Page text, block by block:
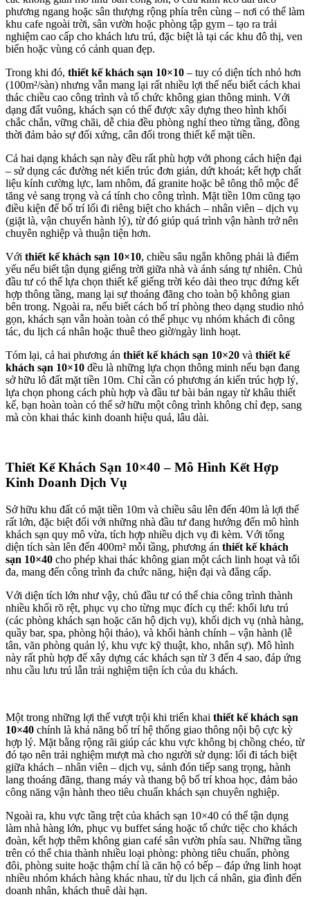
phương ngang hoặc sân thượng rộng phía trên cùng – nơi có thể làm
khu cafe ngoài trời, sân vườn hoặc phòng tập gym – tạo ra trải
nghiệm cao cấp cho khách lưu trú, đặc biệt là tại các khu đô thị, ven
biển hoặc vùng có cảnh quan đẹp.
Trong khi đó, thiết kế khách sạn 10×10 – tuy có diện tích nhỏ hơn
(100m²/sàn) nhưng vẫn mang lại rất nhiều lợi thế nếu biết cách khai
thác chiều cao công trình và tổ chức không gian thông minh. Với
dạng đất vuông, khách sạn có thể được xây dựng theo hình khối
chắc chắn, vững chãi, dễ chia đều phòng nghỉ theo từng tầng, đồng
thời đảm bảo sự đối xứng, cân đối trong thiết kế mặt tiền.
Cả hai dạng khách sạn này đều rất phù hợp với phong cách hiện đại
– sử dụng các đường nét kiến trúc đơn giản, dứt khoát; kết hợp chất
liệu kính cường lực, lam nhôm, đá granite hoặc bê tông thô mộc để
tăng vẻ sang trọng và cá tính cho công trình. Mặt tiền 10m cũng tạo
điều kiện để bố trí lối đi riêng biệt cho khách – nhân viên – dịch vụ
(giặt là, vận chuyển hành lý), từ đó giúp quá trình vận hành trở nên
chuyên nghiệp và thuận tiện hơn.
Với thiết kế khách sạn 10×10, chiều sâu ngắn không phải là điểm
yếu nếu biết tận dụng giếng trời giữa nhà và ánh sáng tự nhiên. Chủ
đầu tư có thể lựa chọn thiết kế giếng trời kéo dài theo trục đứng kết
hợp thông tầng, mang lại sự thoáng đãng cho toàn bộ không gian
bên trong. Ngoài ra, nếu biết cách bố trí phòng theo dạng studio nhỏ
gọn, khách sạn vẫn hoàn toàn có thể phục vụ nhóm khách đi công
tác, du lịch cá nhân hoặc thuê theo giờ/ngày linh hoạt.
Tóm lại, cả hai phương án thiết kế khách sạn 10×20 và thiết kế
khách sạn 10×10 đều là những lựa chọn thông minh nếu bạn đang
sở hữu lô đất mặt tiền 10m. Chỉ cần có phương án kiến trúc hợp lý,
lựa chọn phong cách phù hợp và đầu tư bài bản ngay từ khâu thiết
kế, bạn hoàn toàn có thể sở hữu một công trình không chỉ đẹp, sang
mà còn khai thác kinh doanh hiệu quả, lâu dài.
Thiết Kế Khách Sạn 10×40 – Mô Hình Kết Hợp
Kinh Doanh Dịch Vụ
Sở hữu khu đất có mặt tiền 10m và chiều sâu lên đến 40m là lợi thế
rất lớn, đặc biệt đối với những nhà đầu tư đang hướng đến mô hình
khách sạn quy mô vừa, tích hợp nhiều dịch vụ đi kèm. Với tổng
diện tích sàn lên đến 400m² mỗi tầng, phương án thiết kế khách
sạn 10×40 cho phép khai thác không gian một cách linh hoạt và tối
đa, mang đến công trình đa chức năng, hiện đại và đẳng cấp.
Với diện tích lớn như vậy, chủ đầu tư có thể chia công trình thành
nhiều khối rõ rệt, phục vụ cho từng mục đích cụ thể: khối lưu trú
(các phòng khách sạn hoặc căn hộ dịch vụ), khối dịch vụ (nhà hàng,
quầy bar, spa, phòng hội thảo), và khối hành chính – vận hành (lễ
tân, văn phòng quản lý, khu vực kỹ thuật, kho, nhân sự). Mô hình
này rất phù hợp để xây dựng các khách sạn từ 3 đến 4 sao, đáp ứng
nhu cầu lưu trú lẫn trải nghiệm tiện ích của du khách.
Một trong những lợi thế vượt trội khi triển khai thiết kế khách sạn
10×40 chính là khả năng bố trí hệ thống giao thông nội bộ cực kỳ
hợp lý. Mặt bằng rộng rãi giúp các khu vực không bị chồng chéo, từ
đó tạo nên trải nghiệm mượt mà cho người sử dụng: lối đi tách biệt
giữa khách – nhân viên – dịch vụ, sảnh đón tiếp sang trọng, hành
lang thoáng đãng, thang máy và thang bộ bố trí khoa học, đảm bảo
công năng vận hành theo tiêu chuẩn khách sạn chuyên nghiệp.
Ngoài ra, khu vực tầng trệt của khách sạn 10×40 có thể tận dụng
làm nhà hàng lớn, phục vụ buffet sáng hoặc tổ chức tiệc cho khách
đoàn, kết hợp thêm không gian café sân vườn phía sau. Những tầng
trên có thể chia thành nhiều loại phòng: phòng tiêu chuẩn, phòng
đôi, phòng suite hoặc thậm chí là căn hộ có bếp – đáp ứng linh hoạt
nhiều nhóm khách hàng khác nhau, từ du lịch cá nhân, gia đình đến
doanh nhân, khách thuê dài hạn.